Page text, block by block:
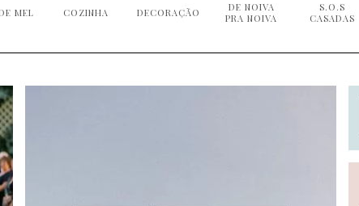
MEL COZINHA DECORAÇÃO
DE NOIVA
PRA NOIVA
S.O.S
CASADAS